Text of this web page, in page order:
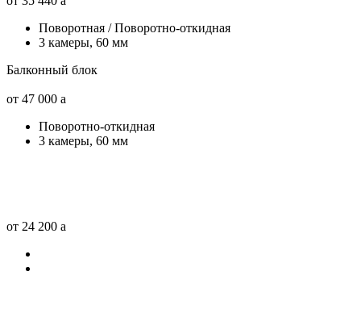
Поворотная / Поворотно-откидная
3 камеры, 60 мм
Балконный блок
от 47 000 a
Поворотно-откидная
3 камеры, 60 мм
от 24 200 a